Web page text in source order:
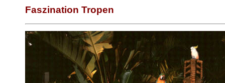
Faszination Tropen